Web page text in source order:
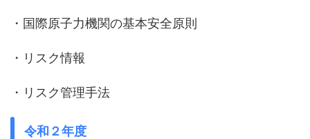
・国際原子力機関の基本安全原則
・リスク情報
・リスク管理手法
令和２年度